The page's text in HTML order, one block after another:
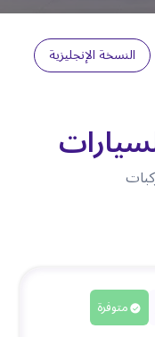
النسخة الإنجليزية
متوفرة